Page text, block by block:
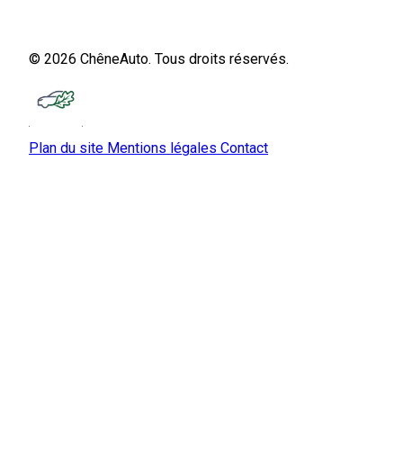
© 2026 ChêneAuto. Tous droits réservés.
Plan du site Mentions légales Contact